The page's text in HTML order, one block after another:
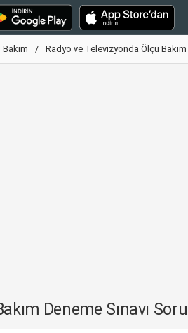
Radyo ve Televizyonda Ölçü Bakım
Deneme Sınavı